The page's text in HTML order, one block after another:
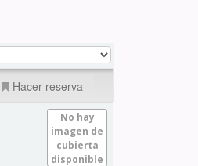
Hacer reserva
No hay
imagen de
cubierta
disponible